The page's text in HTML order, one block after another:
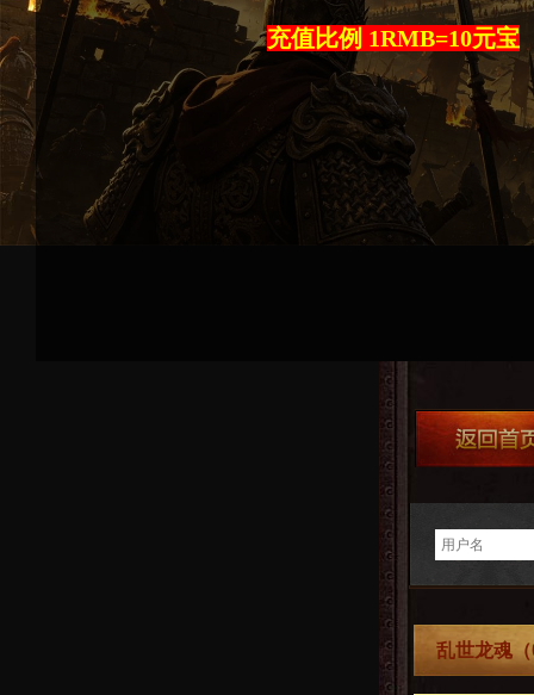
充值比例 1RMB=10元宝
乱世龙魂